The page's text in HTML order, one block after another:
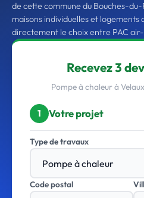
de cette commune du Bouches-
maisons individuelles et
directement le choix entre PAC
Recevez 3
Pompe à chaleur à
1 Votre projet
Type de travaux
Code postal